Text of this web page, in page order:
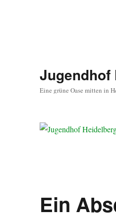
Jugendhof
Eine grüne Oase mitten in
Ein